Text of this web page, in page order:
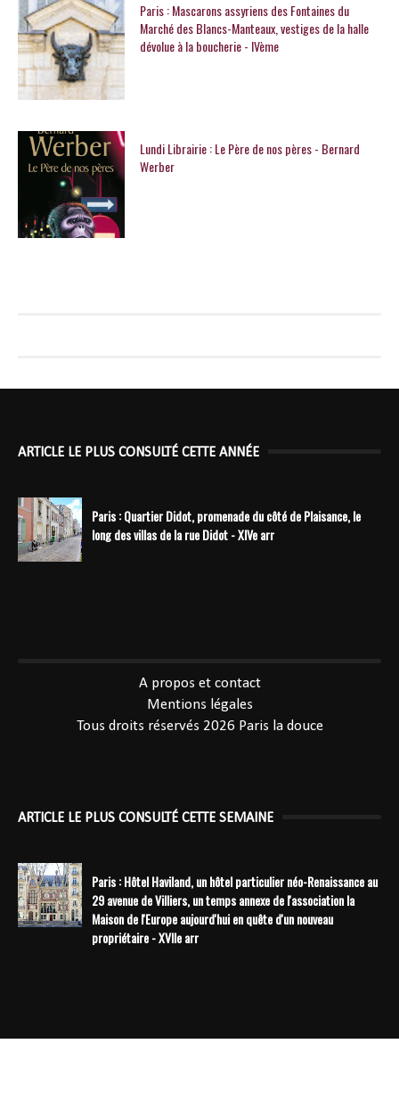
Paris : Mascarons assyriens des Fontaines du
Marché des Blancs-Manteaux, vestiges de la halle
dévolue à la boucherie - IVème
Lundi Librairie : Le Père de nos pères - Bernard
Werber
ARTICLE LE PLUS CONSULTÉ CETTE ANNÉE
Paris : Quartier Didot, promenade du côté de Plaisance, le
long des villas de la rue Didot - XIVe arr
A propos et contact
Mentions légales
Tous droits réservés 2026 Paris la douce
ARTICLE LE PLUS CONSULTÉ CETTE SEMAINE
Paris : Hôtel Haviland, un hôtel particulier néo-Renaissance au
29 avenue de Villiers, un temps annexe de l'association la
Maison de l'Europe aujourd'hui en quête d'un nouveau
propriétaire - XVIIe arr